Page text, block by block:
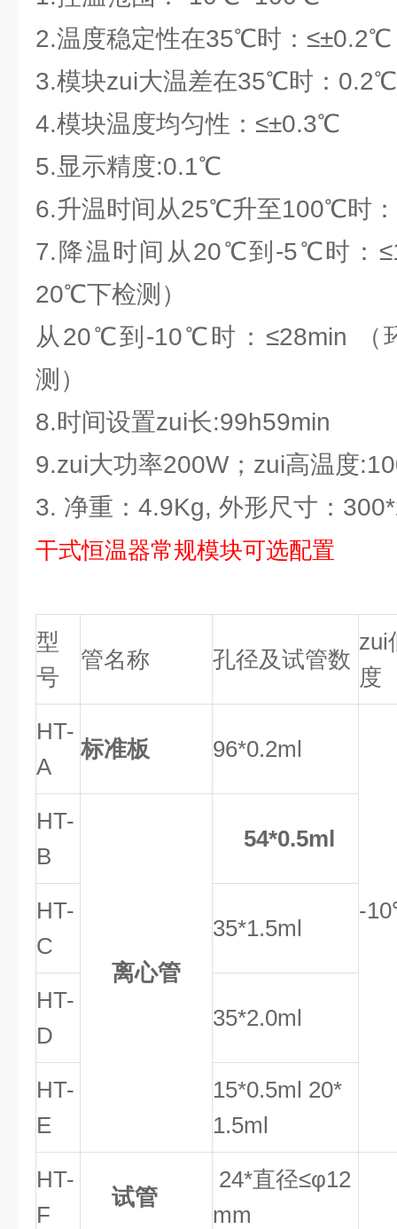
2.温度稳定性在35℃时
3.模块zui大温差在35℃时：0.2℃
4.模块温度均匀性：≤±0.3℃
5.显示精度:0.1℃
6.升温时间从25℃升至100℃时
7.降温时间从20℃到-5℃时：
20℃下检测）
从20℃到-10℃时：≤28min （
测）
8.时间设置zui长:99h59min
9.zui大功率200W；zui高温度
3. 净重：4.9Kg, 外形尺寸：
干式恒温器常规模块可选配置
型
号
管名称 孔径及试管数
zui
度
HT-
A
标准板 96*0.2ml
-
HT-
B
离心管
54*0.5ml
HT-
C
35*1.5ml
HT-
D
35*2.0ml
HT-
E
15*0.5ml 20*
1.5ml
HT-
F
试管
24*直径≤φ12
mm